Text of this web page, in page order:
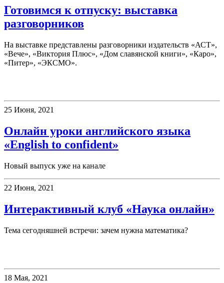
Готовимся к отпуску: выставка
разговорников
На выставке представлены разговорники издательств «АСТ»,
«Вече», «Виктория Плюс», «Дом славянской книги», «Каро»,
«Питер», «ЭКСМО».
25 Июня, 2021
Онлайн уроки английского языка
«English to confident»
Новый выпуск уже на канале
22 Июня, 2021
Интерактивный клуб «Наука онлайн»
Тема сегодняшней встречи: зачем нужна математика?
18 Мая, 2021